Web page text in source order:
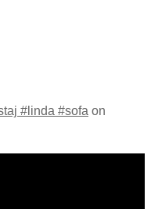
#linda #sofa on